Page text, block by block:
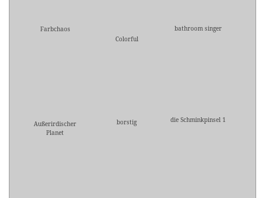
Farbchaos
Colorful
bathroom singer
Außerirdischer
Planet
borstig die Schminkpinsel 1